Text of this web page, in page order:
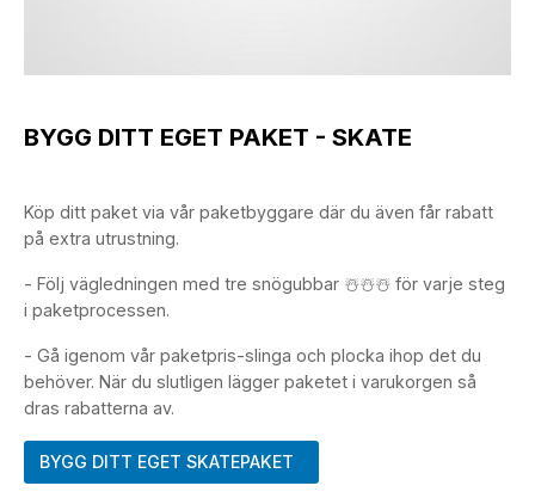
BYGG DITT EGET PAKET - SKATE
Köp ditt paket via vår paketbyggare där du även får rabatt
på extra utrustning.
- Följ vägledningen med tre snögubbar ☃️☃️☃️ för varje steg
i paketprocessen.
- Gå igenom vår paketpris-slinga och plocka ihop det du
behöver. När du slutligen lägger paketet i varukorgen så
dras rabatterna av.
BYGG DITT EGET SKATEPAKET